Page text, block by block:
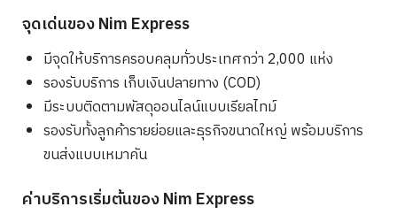
จุดเด่นของ Nim Express
มีจุดให้บริการครอบคลุมทั่วประเทศกว่า 2,000 แห่ง
รองรับบริการ เก็บเงินปลายทาง (COD)
มีระบบติดตามพัสดุออนไลน์แบบเรียลไทม์
รองรับทั้งลูกค้ารายย่อยและธุรกิจขนาดใหญ่ พร้อมบริการ
ขนส่งแบบเหมาคัน
ค่าบริการเริ่มต้นของ Nim Express